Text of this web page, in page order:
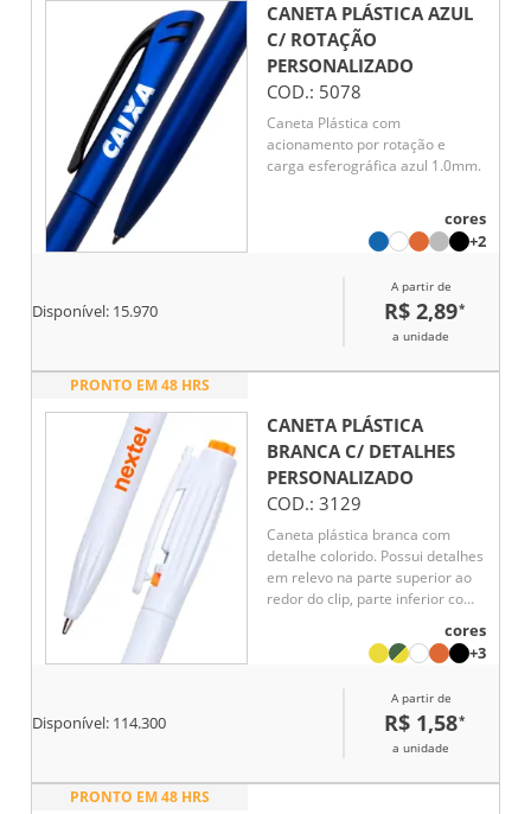
CANETA PLÁSTICA AZUL
C/ ROTAÇÃO
PERSONALIZADO
COD.: 5078
Caneta Plástica com
acionamento por rotação e
carga esferográfica azul 1.0mm.
cores
+2
Disponível: 15.970
A partir de
R$ 2,89*
a unidade
PRONTO EM 48 HRS
CANETA PLÁSTICA
BRANCA C/ DETALHES
PERSONALIZADO
COD.: 3129
Caneta plástica branca com
detalhe colorido. Possui detalhes
em relevo na parte superior ao
redor do clip, parte inferior com
clique e para destravar basta
apertar a parte inferior do clip.
cores
+3
Disponível: 114.300
A partir de
R$ 1,58*
a unidade
PRONTO EM 48 HRS